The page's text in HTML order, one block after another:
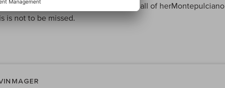
tart. In 2024, Cristiana Tiberio used all of herMontepulciano
is not to be missed.